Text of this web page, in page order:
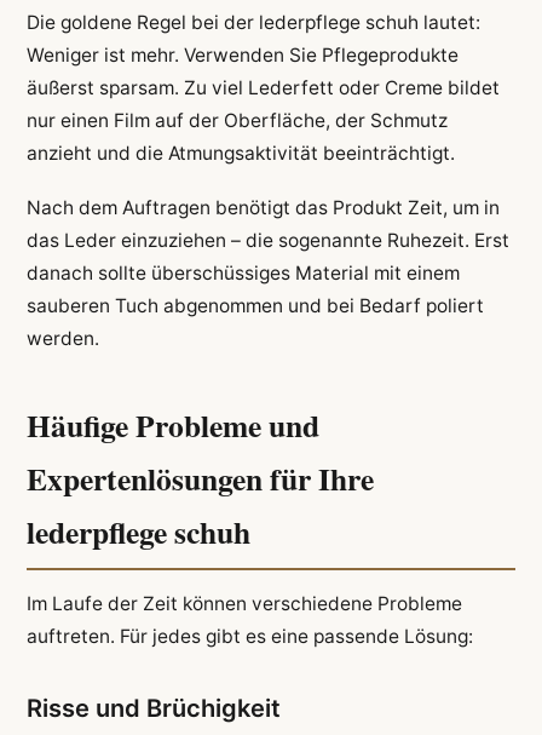
Die goldene Regel bei der lederpflege schuh lautet:
Weniger ist mehr. Verwenden Sie Pflegeprodukte
äußerst sparsam. Zu viel Lederfett oder Creme bildet
nur einen Film auf der Oberfläche, der Schmutz
anzieht und die Atmungsaktivität beeinträchtigt.
Nach dem Auftragen benötigt das Produkt Zeit, um in
das Leder einzuziehen – die sogenannte Ruhezeit. Erst
danach sollte überschüssiges Material mit einem
sauberen Tuch abgenommen und bei Bedarf poliert
werden.
Häufige Probleme und
Expertenlösungen für Ihre
lederpflege schuh
Im Laufe der Zeit können verschiedene Probleme
auftreten. Für jedes gibt es eine passende Lösung:
Risse und Brüchigkeit